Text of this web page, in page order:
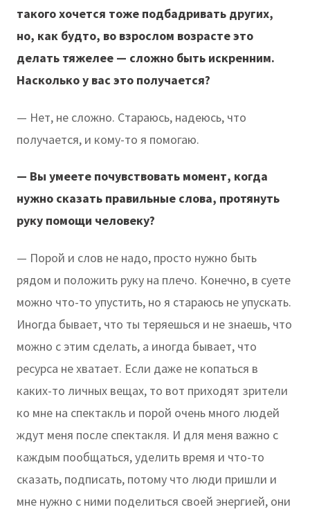
такого хочется тоже подбадривать других,
но, как будто, во взрослом возрасте это
делать тяжелее — сложно быть искренним.
Насколько у вас это получается?
— Нет, не сложно. Стараюсь, надеюсь, что
получается, и кому-то я помогаю.
— Вы умеете почувствовать момент, когда
нужно сказать правильные слова, протянуть
руку помощи человеку?
— Порой и слов не надо, просто нужно быть
рядом и положить руку на плечо. Конечно, в суете
можно что-то упустить, но я стараюсь не упускать.
Иногда бывает, что ты теряешься и не знаешь, что
можно с этим сделать, а иногда бывает, что
ресурса не хватает. Если даже не копаться в
каких-то личных вещах, то вот приходят зрители
ко мне на спектакль и порой очень много людей
ждут меня после спектакля. И для меня важно с
каждым пообщаться, уделить время и что-то
сказать, подписать, потому что люди пришли и
мне нужно с ними поделиться своей энергией, они